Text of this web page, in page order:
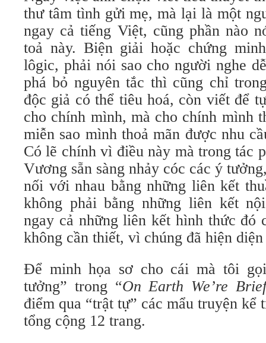
thư tâm tình gửi mẹ, mà lại là một
ngay cả tiếng Việt, cũng phần nào
toả này. Biện giải hoặc chứng
lôgic, phải nói sao cho người nghe
phá bỏ nguyên tắc thì cũng chỉ
độc giả có thể tiêu hoá, còn viết để
cho chính mình, mà cho chính mình
miễn sao mình thoả mãn được nhu
Có lẽ chính vì điều này mà trong tác
Vương sẵn sàng nhảy cóc các ý
nối với nhau bằng những liên kết
không phải bằng những liên kết
ngay cả những liên kết hình thức đó
không cần thiết, vì chúng đã hiện
Để minh họa sơ cho cái mà tôi
tưởng” trong “On Earth We’re
điểm qua “trật tự” các mẩu truyện kể
tổng cộng 12 trang.